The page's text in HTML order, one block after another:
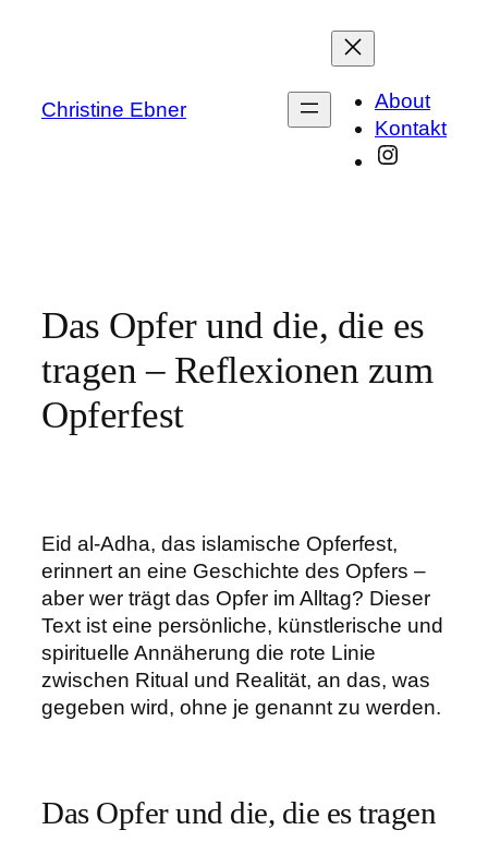
Christine Ebner
About
Kontakt
Instagram
Das Opfer und die, die es
tragen – Reflexionen zum
Opferfest
Eid al-Adha, das islamische Opferfest,
erinnert an eine Geschichte des Opfers –
aber wer trägt das Opfer im Alltag? Dieser
Text ist eine persönliche, künstlerische und
spirituelle Annäherung die rote Linie
zwischen Ritual und Realität, an das, was
gegeben wird, ohne je genannt zu werden.
Das Opfer und die, die es tragen